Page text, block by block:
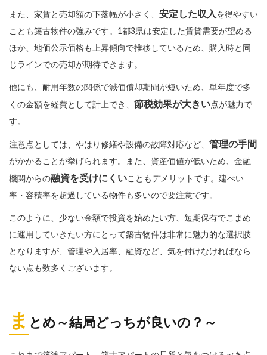
また、家賃と売却額の下落幅が小さく、 安定した収入 を得やすい
ことも築古物件の強みです。1都3県は安定した賃貸需要が望める
ほか、地価公示価格も上昇傾向で推移しているため、購入時と同
じラインでの売却が期待できます。
他にも、耐用年数の関係で減価償却期間が短いため、単年度で多
くの金額を経費として計上でき、 節税効果が大きい点が魅力で
す。
注意点としては、やはり修繕や設備の故障対応など、 管理の手間
がかかることが挙げられます。また、資産価値が低いため、金融
機関からの融資を受けにくいこともデメリットです。建ぺい
率・容積率を超過している物件も多いので要注意です。
このように、少ない金額で投資を始めたい方、短期保有でこまめ
に運用していきたい方にとって築古物件は非常に魅力的な選択肢
となりますが、管理や入居率、融資など、気を付けなければなら
ない点も数多くございます。
ま とめ～結局どっちが良いの？～